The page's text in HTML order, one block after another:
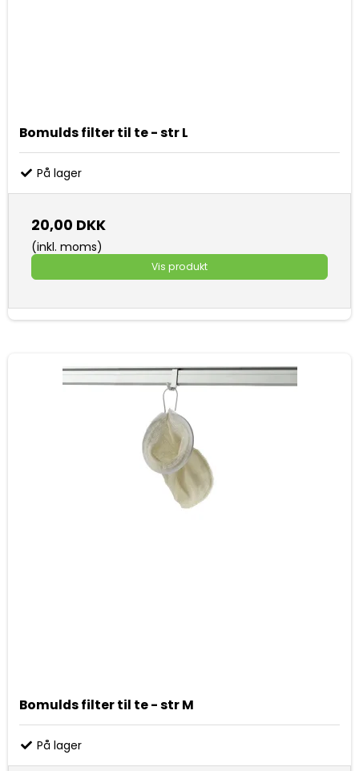
Bomulds filter til te - str L
På lager
20,00 DKK
(inkl. moms)
Vis produkt
Bomulds filter til te - str M
På lager